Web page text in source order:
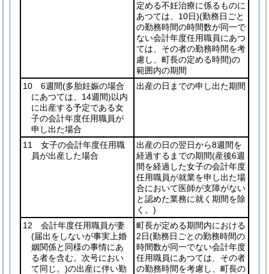
定める不妊治療に係るものに
あつては、10日)(勤務日ごと
の勤務時間の時間数が同一で
ない会計年度任用職員にあつ
ては、その者の勤務時間を考
慮し、町長の定める時間)の
範囲内の期間
10 6週間(多胎妊娠の場合
にあつては、14週間)以内
に出産する予定である女
子の会計年度任用職員が
申し出た場合
出産の日までの申し出た期間
11 女子の会計年度任用職
員が出産した場合
出産の日の翌日から8週間を
経過するまでの期間(産後6週
間を経過した女子の会計年度
任用職員が就業を申し出た場
合において医師が支障がない
と認めた業務に就く期間を除
く。)
12 会計年度任用職員が妻
(届出をしないが事実上婚
姻関係と同様の事情にあ
る者を含む。次号におい
て同じ。)の出産に伴い勤
町長が定める期間内における
2日(勤務日ごとの勤務時間の
時間数が同一でない会計年度
任用職員にあつては、その者
の勤務時間を考慮し、町長の